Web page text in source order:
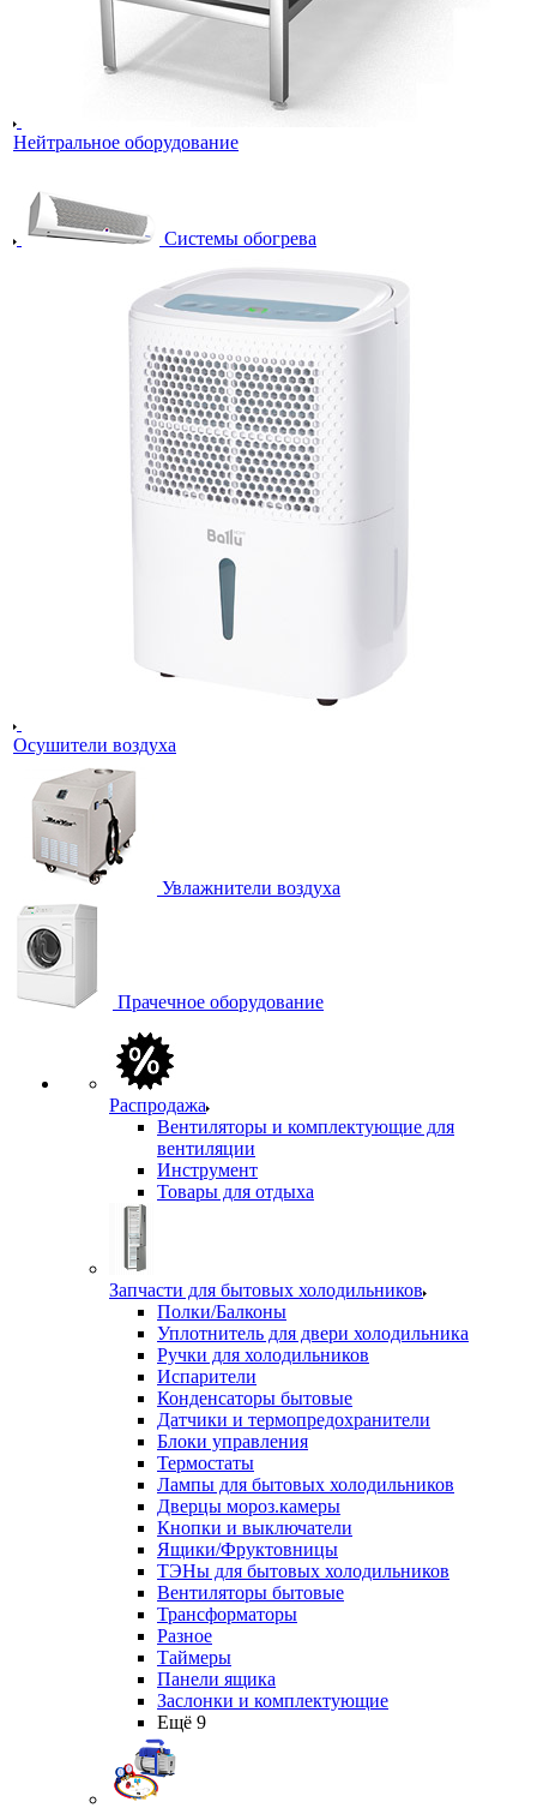
Нейтральное оборудование
Системы обогрева
Осушители воздуха
Увлажнители воздуха
Прачечное оборудование
Распродажа
Вентиляторы и комплектующие для
вентиляции
Инструмент
Товары для отдыха
Запчасти для бытовых холодильников
Полки/Балконы
Уплотнитель для двери холодильника
Ручки для холодильников
Испарители
Конденсаторы бытовые
Датчики и термопредохранители
Блоки управления
Термостаты
Лампы для бытовых холодильников
Дверцы мороз.камеры
Кнопки и выключатели
Ящики/Фруктовницы
ТЭНы для бытовых холодильников
Вентиляторы бытовые
Трансформаторы
Разное
Таймеры
Панели ящика
Заслонки и комплектующие
Ещё 9